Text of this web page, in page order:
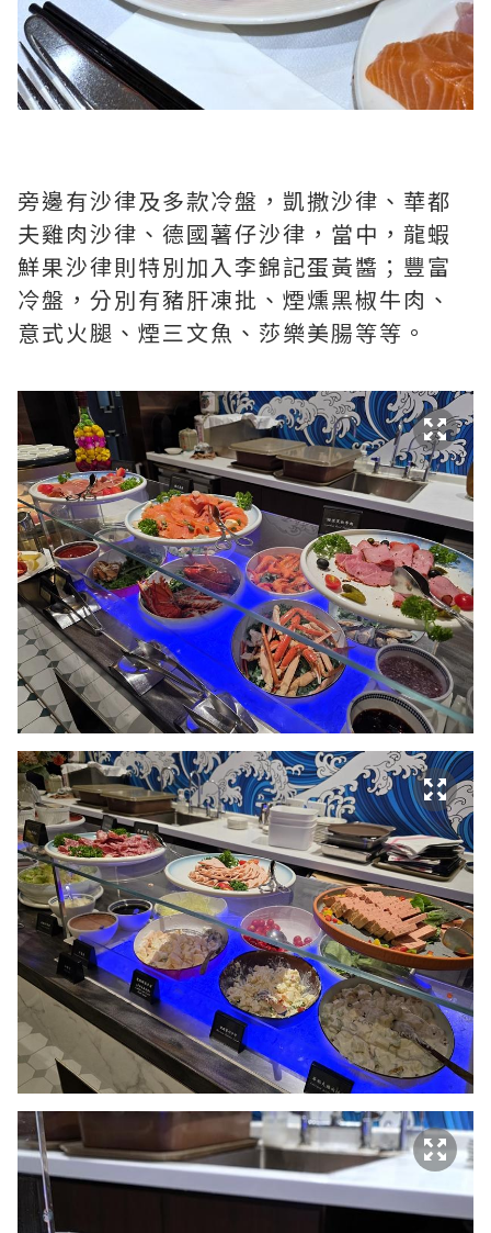
旁邊有沙律及多款冷盤，凱撒沙律、華都
夫雞肉沙律、德國薯仔沙律，當中，龍蝦
鮮果沙律則特別加入李錦記蛋黃醬；豐富
冷盤，分別有豬肝凍批、煙燻黑椒牛肉、
意式火腿、煙三文魚、莎樂美腸等等。